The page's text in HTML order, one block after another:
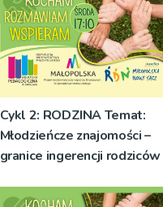
Cykl 2: RODZINA Temat:
Młodzieńcze znajomości –
granice ingerencji rodziców